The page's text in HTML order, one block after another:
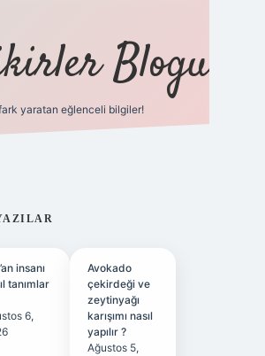
Blogu
yaratan eğlenceli bilgiler!
insanı
tanımlar
6,
Avokado
çekirdeği ve
zeytinyağı
karışımı nasıl
yapılır ?
Ağustos 5,